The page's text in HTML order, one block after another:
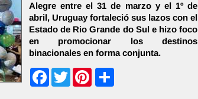
Alegre entre el 31 de marzo y el 1º de
abril, Uruguay fortaleció sus lazos con el
Estado de Rio Grande do Sul e hizo foco
en promocionar los destinos
binacionales en forma conjunta.
FacebookTwitter Pinterest